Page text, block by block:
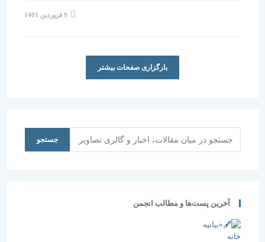
بارگزاری صفحات بیشتر
جستجو
آخرین پست‌ها و مطالب انجمن